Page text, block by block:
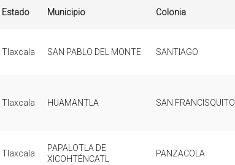
Estado Municipio Colonia
Tlaxcala SAN PABLO DEL MONTE SANTIAGO
Tlaxcala HUAMANTLA SAN FRANCISQUITO
Tlaxcala
PAPALOTLA DE
XICOHTÉNCATL
PANZACOLA